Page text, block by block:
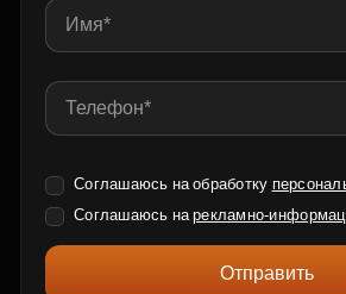
Соглашаюсь на обработку
Соглашаюсь нарекламно-
Отправить